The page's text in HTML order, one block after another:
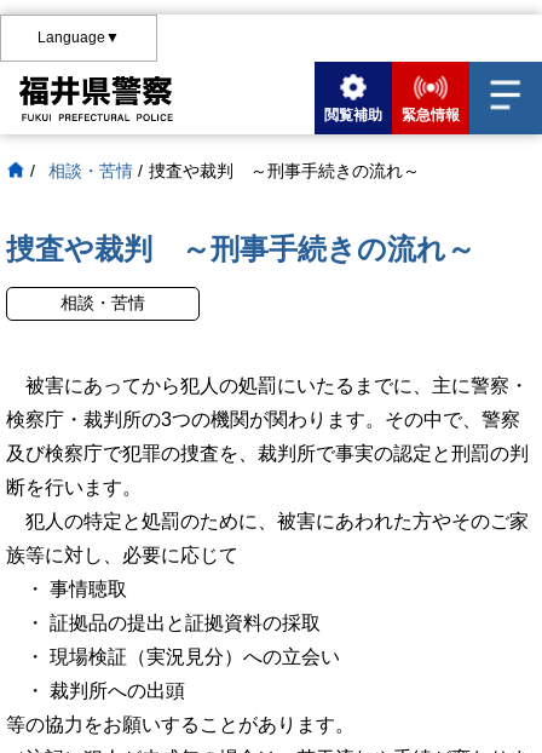
Language▼
閲覧補助 緊急情報
/ 相談・苦情 / 捜査や裁判 ～刑事手続きの流れ～
捜査や裁判 ～刑事手続きの流れ～
相談・苦情
被害にあってから犯人の処罰にいたるまでに、主に警察・
検察庁・裁判所の3つの機関が関わります。その中で、警察
及び検察庁で犯罪の捜査を、裁判所で事実の認定と刑罰の判
断を行います。
犯人の特定と処罰のために、被害にあわれた方やそのご家
族等に対し、必要に応じて
・ 事情聴取
・ 証拠品の提出と証拠資料の採取
・ 現場検証（実況見分）への立会い
・ 裁判所への出頭
等の協力をお願いすることがあります。